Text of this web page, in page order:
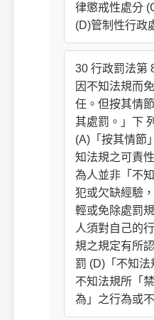
律懲戒性處分
(D)管制性行政
30 行政罰法第
因不知法規而
任。但按其情
其處罰。」下
(A)「按其情節
知法規之可責
為人並非「不
犯或欠缺經驗
輕或免除處罰
人須對自己的
規之規定有所
罰 (D)「不知法
不知法規所「
為」之行為或